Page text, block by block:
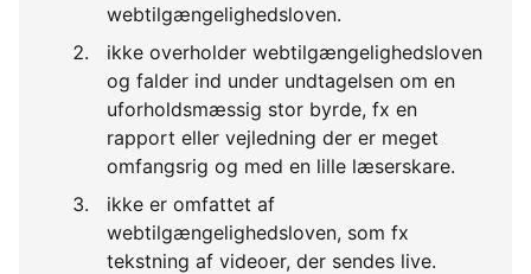
webtilgængelighedsloven.
ikke overholder webtilgængelighedsloven
og falder ind under undtagelsen om en
uforholdsmæssig stor byrde, fx en
rapport eller vejledning der er meget
omfangsrig og med en lille læserskare.
ikke er omfattet af
webtilgængelighedsloven, som fx
tekstning af videoer, der sendes live.